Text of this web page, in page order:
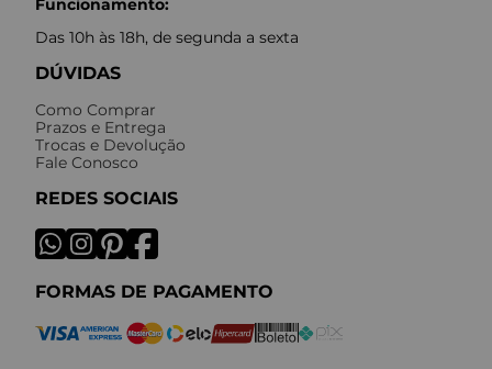
Funcionamento:
Das 10h às 18h, de segunda a sexta
DÚVIDAS
Como Comprar
Prazos e Entrega
Trocas e Devolução
Fale Conosco
REDES SOCIAIS
FORMAS DE PAGAMENTO